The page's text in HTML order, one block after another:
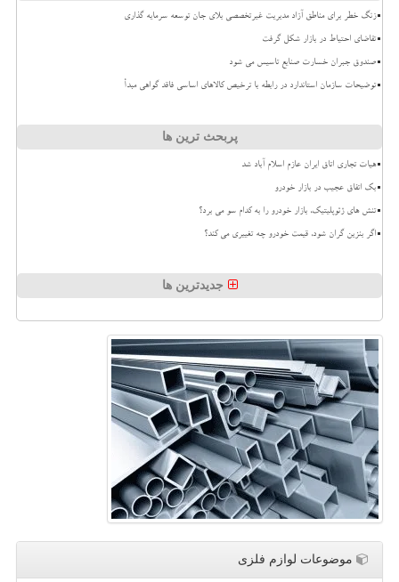
زنگ خطر برای مناطق آزاد مدیریت غیرتخصصی بلای جان توسعه سرمایه گذاری
تقاضای احتیاط در بازار شکل گرفت
صندوق جبران خسارت صنایع تاسیس می شود
توضیحات سازمان استاندارد در رابطه با ترخیص کالاهای اساسی فاقد گواهی مبدأ
پربحث ترین ها
هیات تجاری اتاق ایران عازم اسلام آباد شد
بک اتفاق عجیب در بازار خودرو
تنش های ژئوپلیتیک، بازار خودرو را به کدام سو می برد؟
اگر بنزین گران شود، قیمت خودرو چه تغییری می کند؟
جدیدترین ها
موضوعات لوازم فلزی